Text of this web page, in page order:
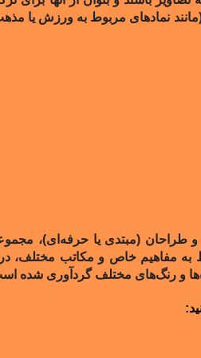
نمادهای مربوط به ورزش‌ یا
و طراحان (مبتدی یا حرفه‌ای)،
به مفاهیم خاص و مکاتب
و رنگ‌های مختلف گردآوری شده